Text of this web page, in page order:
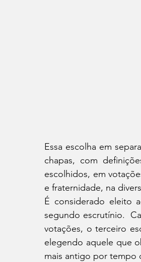
Essa escolha em
chapas, com
escolhidos, em
e fraternidade, na
É considerado eleito
segundo escrutínio.
votações, o terceiro
elegendo aquele que
mais antigo por tempo